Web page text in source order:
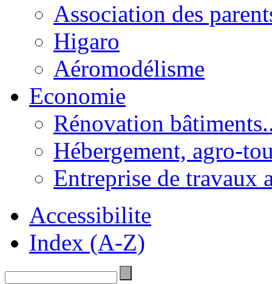
Association des
Higaro
Aéromodélisme
Economie
Rénovation
Hébergement, agro-
Entreprise de travaux
Accessibilite
Index (A-Z)